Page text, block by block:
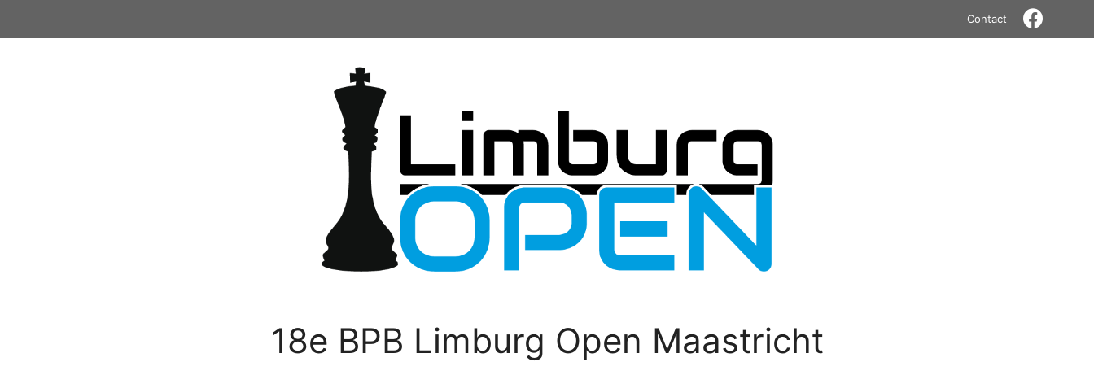
Contact
18e BPB Limburg Open Maastricht